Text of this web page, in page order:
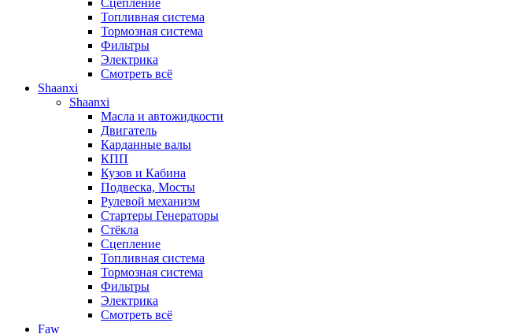
Сцепление
Топливная система
Тормозная система
Фильтры
Электрика
Смотреть всё
Shaanxi
Shaanxi
Масла и автожидкости
Двигатель
Карданные валы
КПП
Кузов и Кабина
Подвеска, Мосты
Рулевой механизм
Стартеры Генераторы
Стёкла
Сцепление
Топливная система
Тормозная система
Фильтры
Электрика
Смотреть всё
Faw